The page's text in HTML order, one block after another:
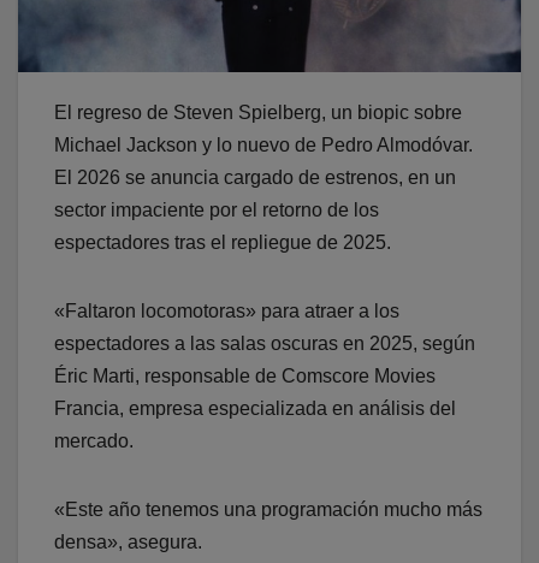
El regreso de Steven Spielberg, un biopic sobre
Michael Jackson y lo nuevo de Pedro Almodóvar.
El 2026 se anuncia cargado de estrenos, en un
sector impaciente por el retorno de los
espectadores tras el repliegue de 2025.
«Faltaron locomotoras» para atraer a los
espectadores a las salas oscuras en 2025, según
Éric Marti, responsable de Comscore Movies
Francia, empresa especializada en análisis del
mercado.
«Este año tenemos una programación mucho más
densa», asegura.